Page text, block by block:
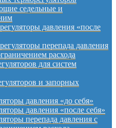
седельные и
давления «после
перепада давления
расхода
для систем
и запорных
давления «до себя»
давления «после себя»
перепада давления с